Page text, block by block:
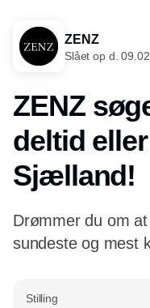
ZENZ
Slået op d.
ZENZ
deltid
Sjælland!
Drømmer du om
sundeste og mest
Stilling